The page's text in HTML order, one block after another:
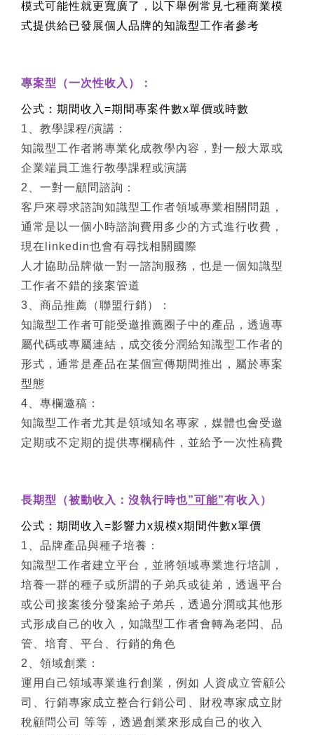
模式可能性就更寬廣了，以下舉例常見七種商業模
式提供給已發展個人品牌的知識型工作者參考
專案型（一次性收入）：
公式：期間收入=期間專案件數x單價或時數
1
、教學課程/演講：
知識型工作者將專業化成教學內容，對一般大眾或
企業端員工進行教學課程或演講
2
、一對一顧問諮詢：
客戶來尋求諮詢知識型工作者領域專業相關問題，
通常是以一個小時諮詢費用多少的方式進行收費，
現在linkedin也會有尋找相關國際
人才協助品牌做一對一諮詢服務，也是一個知識型
工作者不錯的接案管道
3 、商品推薦（聯盟行銷）：
知識型工作者可能受邀推薦圈子中的產品，透過專
屬代碼或專屬連結，成交後分潤給知識型工作者的
形式，通常是產品在某個宣傳期間推出，屬於專案
型態
4 、專欄邀稿：
知識型工作者尤其是領域知名專家，媒體也會受邀
定期或不定期的提供專欄稿件，並給予一次性稿費
長期型（被動收入：沒執行時也”可能”有收入）
公式：期間收入=影響力x規模x期間件數x單價
1
、品牌產品與種子培養：
知識型工作者建立平台，並將領域專業進行培訓，
培養一群的種子或所謂的子弟兵或徒弟，透過平台
或公司接案後分發案給子弟兵，透過分潤或其他形
式形成自己的收入，知識型工作者會轉為老闆、品
管、培育、平台、行銷的角色
2
、領域創業：
運用自己領域專業進行創業，例如 人資成立管顧公
司、行銷專家成立整合行銷公司、財稅專家成立財
稅顧問公司 等等，透過創業來形成自己的收入